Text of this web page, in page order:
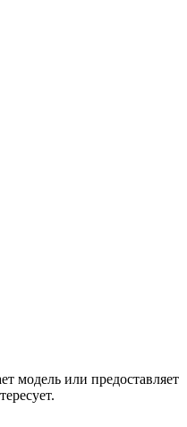
модель или предоставляет